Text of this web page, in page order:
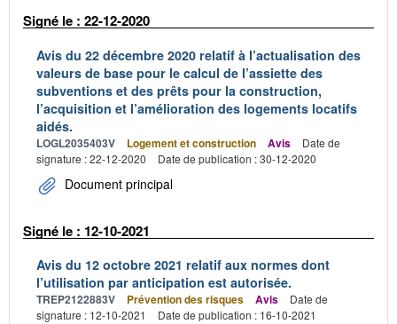
Signé le : 22-12-2020
Avis du 22 décembre 2020 relatif à l’actualisation des
valeurs de base pour le calcul de l’assiette des
subventions et des prêts pour la construction,
l’acquisition et l’amélioration des logements locatifs
aidés.
LOGL2035403V Logement et construction Avis
Date de
signature : 22-12-2020
Date de publication : 30-12-2020
Document principal
Signé le : 12-10-2021
Avis du 12 octobre 2021 relatif aux normes dont
l’utilisation par anticipation est autorisée.
TREP2122883V Prévention des risques Avis
Date de
signature : 12-10-2021
Date de publication : 16-10-2021